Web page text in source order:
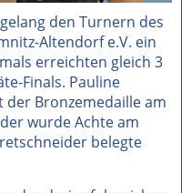
den Turnern des
Altendorf e.V. ein
erreichten gleich 3
Finals. Pauline
Bronzemedaille am
wurde Achte am
belegte